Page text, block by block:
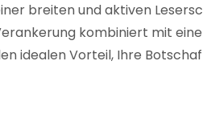
breiten und aktiven
kombiniert mit
idealen Vorteil, Ihre